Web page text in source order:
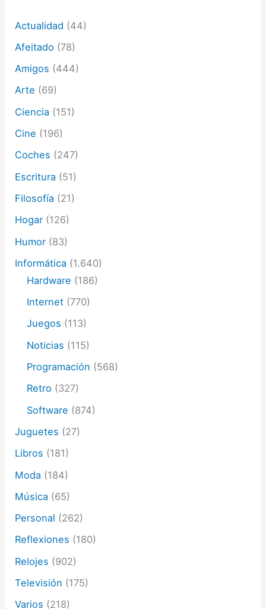
e
e
c
r
n
c
o
Actualidad (44)
Afeitado (78)
Amigos (444)
Arte (69)
Ciencia (151)
Cine (196)
Coches (247)
Escritura (51)
Filosofía (21)
Hogar (126)
Humor (83)
Informática (1.640)
Hardware (186)
Internet (770)
Juegos (113)
Noticias (115)
Programación (568)
Retro (327)
Software (874)
Juguetes (27)
Libros (181)
Moda (184)
Música (65)
Personal (262)
Reflexiones (180)
Relojes (902)
Televisión (175)
Varios (218)